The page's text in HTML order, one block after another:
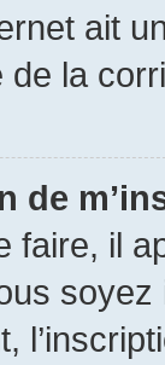
ait
de la
de
faire, il